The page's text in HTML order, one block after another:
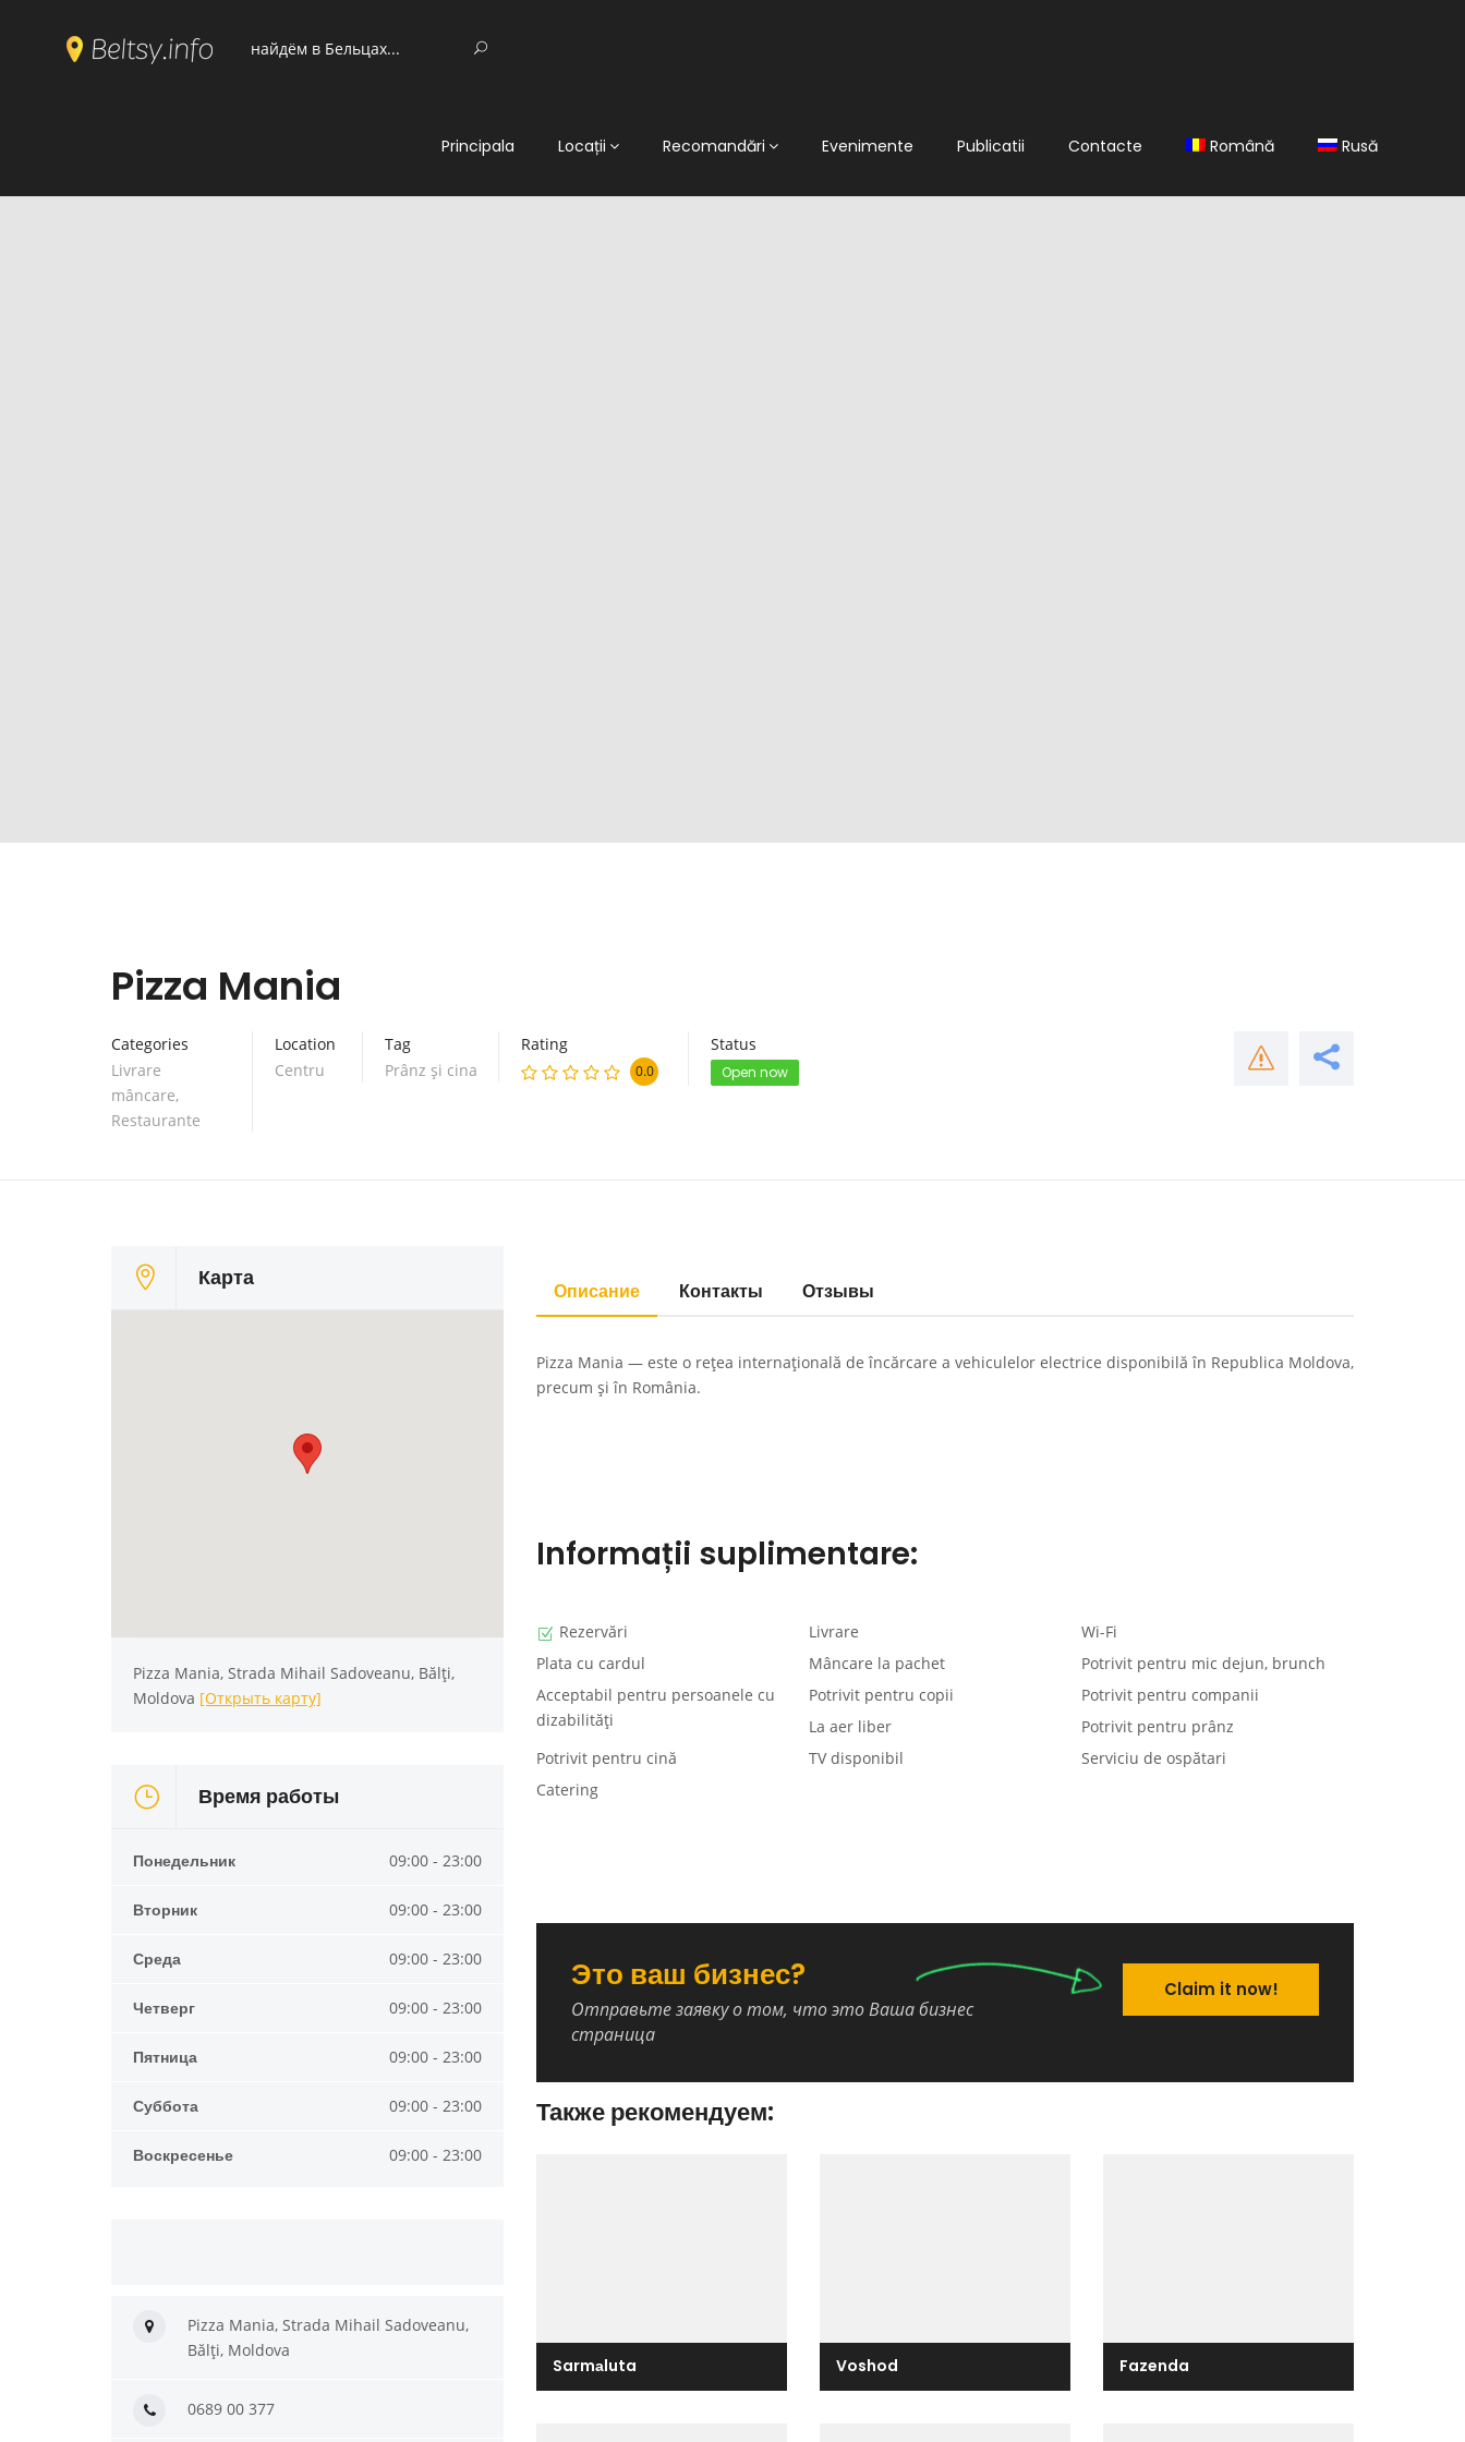
Principala Locații Recomandări Evenimente Publicatii Contacte Română Rusă
Pizza Mania
Categories
Livrare
mâncare,
Restaurante
Location
Centru
Tag
Prânz și cina
Rating
0.0
Status
Open now
Описание Контакты Отзывы
Pizza Mania — este o rețea internațională de încărcare a vehiculelor electrice disponibilă în Republica Moldova,
precum și în România.
Informații suplimentare:
Rezervări Livrare
Wi-Fi
Plata cu cardul
Mâncare la pachet
Potrivit pentru mic dejun, brunch
Acceptabil pentru persoanele cu
dizabilități
Potrivit pentru copii
Potrivit pentru companii
La aer liber
Potrivit pentru prânz
Potrivit pentru cină
TV disponibil
Serviciu de ospătari
Catering
Это ваш бизнес?
Отправьте заявку о том, что это Ваша бизнес
страница
Claim it now!
Также рекомендуем:
Sarmаluta Voshod Fazenda
Карта
Pizza Mania, Strada Mihail Sadoveanu, Bălți,
Moldova [Открыть карту]
Время работы
Понедельник 09:00 - 23:00
Вторник 09:00 - 23:00
Среда 09:00 - 23:00
Четверг 09:00 - 23:00
Пятница 09:00 - 23:00
Суббота 09:00 - 23:00
Воскресенье 09:00 - 23:00
Pizza Mania, Strada Mihail Sadoveanu,
Bălți, Moldova
0689 00 377